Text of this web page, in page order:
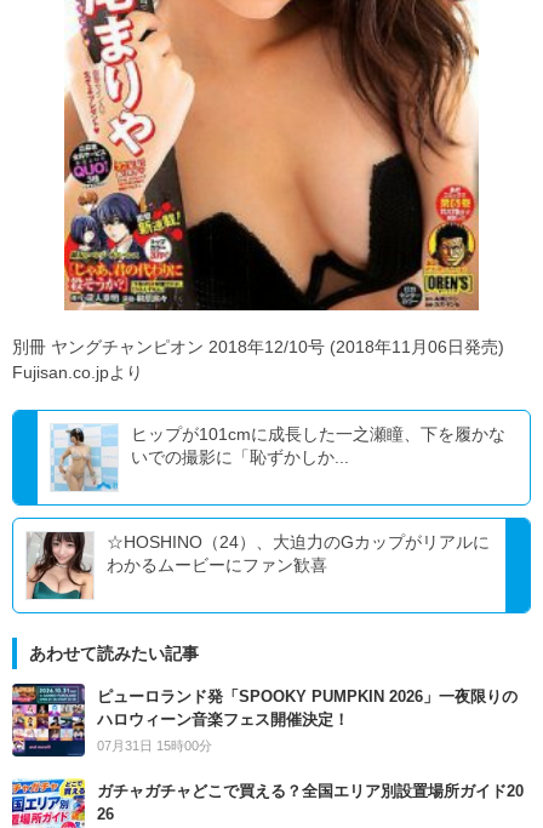
別冊 ヤングチャンピオン 2018年12/10号 (2018年11月06日発売)
Fujisan.co.jpより
ヒップが101cmに成長した一之瀬瞳、下を履かな
いでの撮影に「恥ずかしか...
☆HOSHINO（24）、大迫力のGカップがリアルに
わかるムービーにファン歓喜
あわせて読みたい記事
ピューロランド発「SPOOKY PUMPKIN 2026」一夜限りの
ハロウィーン音楽フェス開催決定！
07月31日 15時00分
ガチャガチャどこで買える？全国エリア別設置場所ガイド20
26